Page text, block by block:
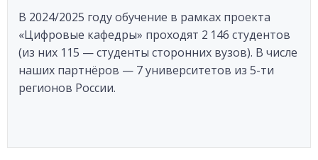
В 2024/2025 году обучение в рамках проекта
«Цифровые кафедры» проходят 2 146 студентов
(из них 115 — студенты сторонних вузов). В числе
наших партнёров — 7 университетов из 5-ти
регионов России.